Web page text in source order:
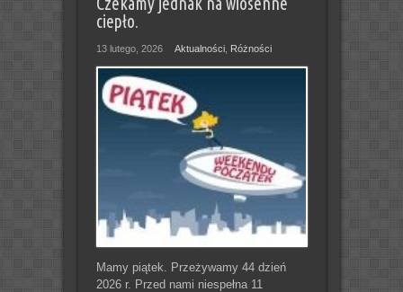
ciepło.
13 lutego, 2026 Aktualności, Różności
Mamy piątek. Przeżywamy 44 dzień
2026 r. Przed nami niespełna 11